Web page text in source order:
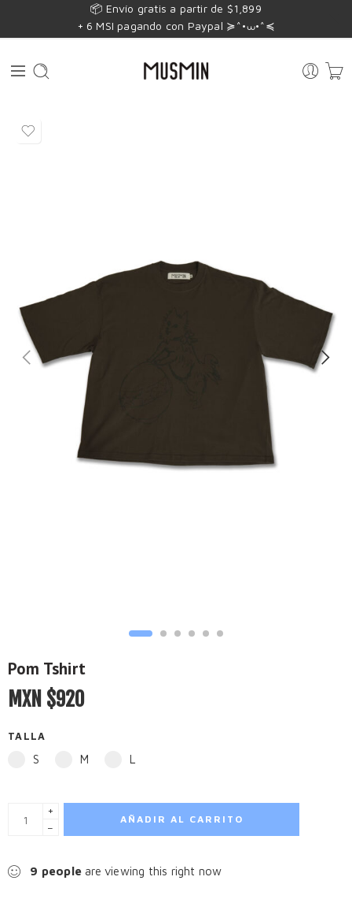
📦 Envío gratis a partir de $1,899
+ 6 MSI pagando con Paypal ≽^•⩊•^≼
Pom Tshirt
MXN $920
TALLA
S M L
+
−
AÑADIR AL CARRITO
9 people are viewing this right now